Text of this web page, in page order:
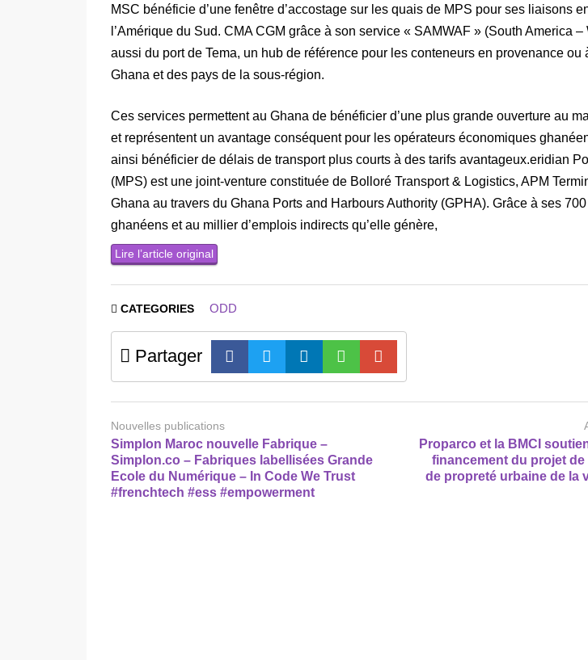
MSC bénéficie d’une fenêtre d’accostage sur les quais de MPS pour ses liaisons
l’Amérique du Sud. CMA CGM grâce à son service « SAMWAF » (South America –
aussi du port de Tema, un hub de référence pour les conteneurs en provenance ou
Ghana et des pays de la sous-région.
Ces services permettent au Ghana de bénéficier d’une plus grande ouverture au
et représentent un avantage conséquent pour les opérateurs économiques
ainsi bénéficier de délais de transport plus courts à des tarifs avantageux.eridian
(MPS) est une joint-venture constituée de Bolloré Transport & Logistics, APM
Ghana au travers du Ghana Ports and Harbours Authority (GPHA). Grâce à ses
ghanéens et au millier d’emplois indirects qu’elle génère,
Lire l’article original
CATEGORIES ODD
Partager
Nouvelles publications
Simplon Maroc nouvelle Fabrique –
Simplon.co – Fabriques labellisées Grande
Ecole du Numérique – In Code We Trust
#frenchtech #ess #empowerment
Proparco et la BMCI
financement du projet
de propreté urbaine de la